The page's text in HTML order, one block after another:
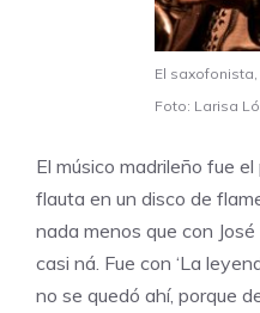
El saxofonista,
Foto: Larisa
El músico madrileño fue
flauta en un disco de
nada menos que con
casi ná. Fue con ‘La
no se quedó ahí, porque